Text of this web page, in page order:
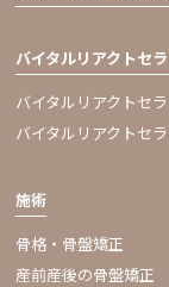
バイタルリアクトセ
バイタルリアクトセ
バイタルリアクトセ
施術
骨格・骨盤矯正
産前産後の骨盤矯正